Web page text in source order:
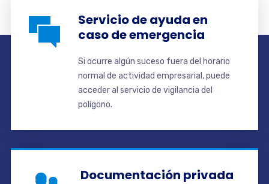
Servicio de ayuda en
caso de emergencia
Si ocurre algún suceso fuera del horario
normal de actividad empresarial, puede
acceder al servicio de vigilancia del
polígono.
Documentación privada